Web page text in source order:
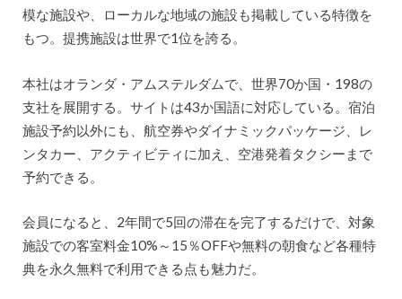
模な施設や、ローカルな地域の施設も掲載している特徴を
もつ。提携施設は世界で1位を誇る。
本社はオランダ・アムステルダムで、世界70か国・198の
支社を展開する。サイトは43か国語に対応している。宿泊
施設予約以外にも、航空券やダイナミックパッケージ、レ
ンタカー、アクティビティに加え、空港発着タクシーまで
予約できる。
会員になると、2年間で5回の滞在を完了するだけで、対象
施設での客室料金10%～15％OFFや無料の朝食など各種特
典を永久無料で利用できる点も魅力だ。